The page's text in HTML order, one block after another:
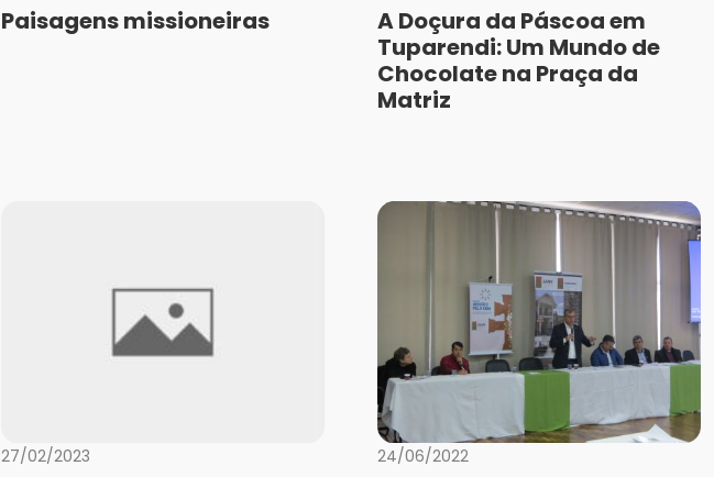
Paisagens missioneiras
A Doçura da Páscoa em
Tuparendi: Um Mundo de
Chocolate na Praça da
Matriz
27/02/2023 24/06/2022